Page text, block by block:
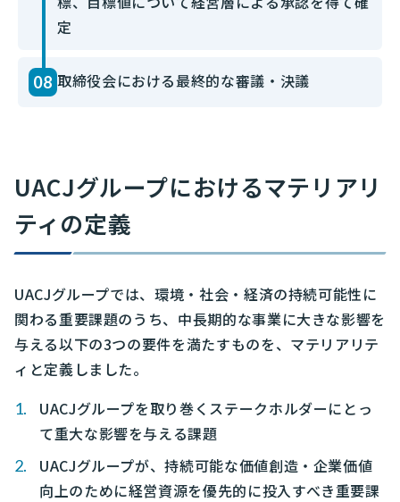
定
08 取締役会における最終的な審議・決議
UACJグループにおけるマテリアリ
ティの定義
UACJグループでは、環境・社会・経済の持続可能性に
関わる重要課題のうち、中長期的な事業に大きな影響を
与える以下の3つの要件を満たすものを、マテリアリテ
ィと定義しました。
UACJグループを取り巻くステークホルダーにとっ
て重大な影響を与える課題
UACJグループが、持続可能な価値創造・企業価値
向上のために経営資源を優先的に投入すべき重要課